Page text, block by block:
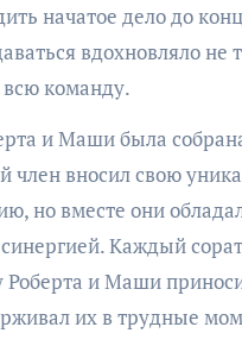
начатое дело до
вдохновляло не
всю команду.
и Маши была
член вносил свою
но вместе они
Каждый
Роберта и Маши
их в трудные